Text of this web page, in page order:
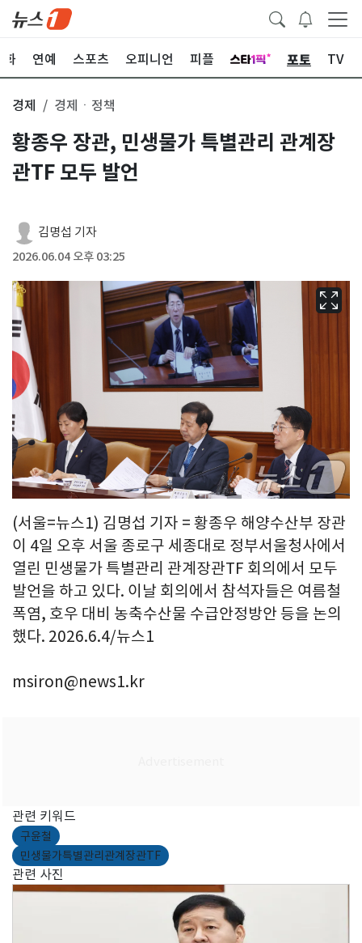
화 연예 스포츠 오피니언 피플 포토 TV
경제 경제ㆍ정책
황종우 장관, 민생물가 특별관리 관계장
관TF 모두 발언
김명섭 기자
2026.06.04 오후 03:25
(서울=뉴스1) 김명섭 기자 = 황종우 해양수산부 장관
이 4일 오후 서울 종로구 세종대로 정부서울청사에서
열린 민생물가 특별관리 관계장관TF 회의에서 모두
발언을 하고 있다. 이날 회의에서 참석자들은 여름철
폭염, 호우 대비 농축수산물 수급안정방안 등을 논의
했다. 2026.6.4/뉴스1
msiron@news1.kr
관련 키워드
구윤철
민생물가특별관리관계장관TF
관련 사진